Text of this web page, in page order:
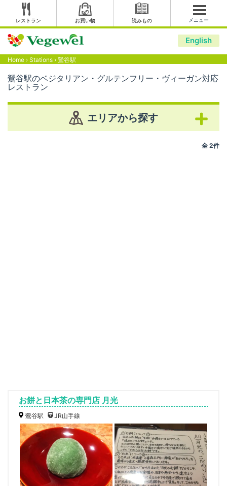
レストラン お買い物 読みもの メニュー
English
Home › Stations › 鶯谷駅
鶯谷駅のベジタリアン・グルテンフリー・ヴィーガン対応
レストラン
エリアから探す
全 2件
お餅と日本茶の専門店 月光
鶯谷駅 JR山手線